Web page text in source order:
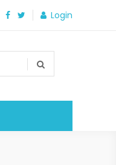
Login